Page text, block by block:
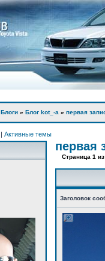
Блоги » Блог kot_-а » первая
| Активные темы
первая
Страница 1 из
Заголовок